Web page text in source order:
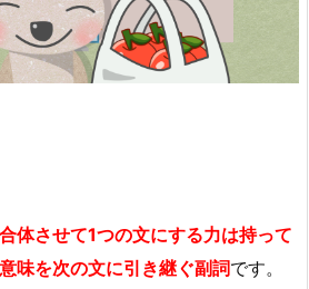
体させて1つの文にする力は持って
味を次の文に引き継ぐ副詞です。